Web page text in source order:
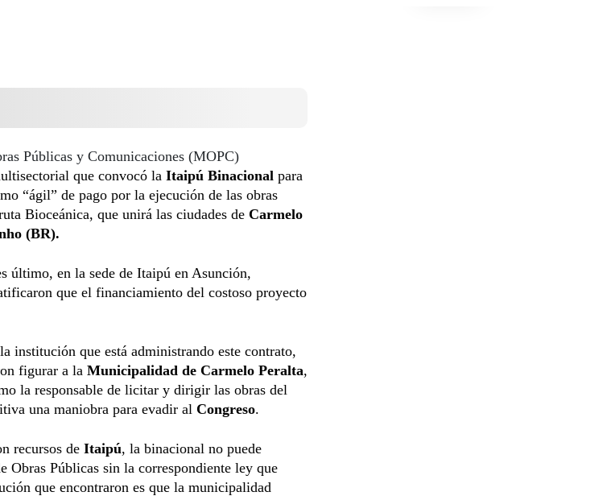
Públicas y Comunicaciones (MOPC)
que convocó la Itaipú Binacional para
“ágil” de pago por la ejecución de las obras
Bioceánica, que unirá las ciudades de Carmelo
(BR).
último, en la sede de Itaipú en Asunción,
que el financiamiento del costoso proyecto
institución que está administrando este contrato,
figurar a la Municipalidad de Carmelo Peralta,
la responsable de licitar y dirigir las obras del
una maniobra para evadir al Congreso.
recursos de Itaipú, la binacional no puede
Obras Públicas sin la correspondiente ley que
que encontraron es que la municipalidad